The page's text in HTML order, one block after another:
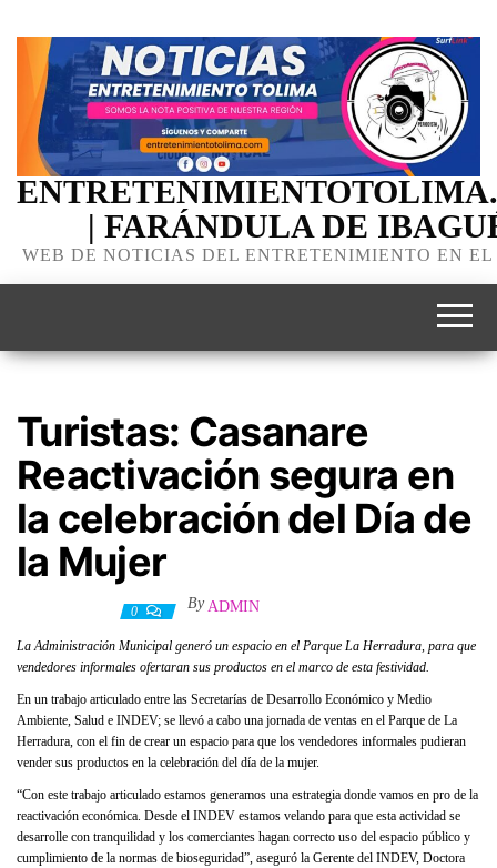
| FARÁNDULA DE
WEB DE NOTICIAS DEL ENTRETENIMIENTO EN
Turistas: Casanare
Reactivación segura en
la celebración del Día de
la Mujer
0 By ADMIN
La Administración Municipal generó un espacio en el Parque La Herradura, para que
vendedores informales ofertaran sus productos en el marco de esta festividad.
En un trabajo articulado entre las Secretarías de Desarrollo Económico y Medio
Ambiente, Salud e INDEV; se llevó a cabo una jornada de ventas en el Parque de La
Herradura, con el fin de crear un espacio para que los vendedores informales pudieran
vender sus productos en la celebración del día de la mujer.
“Con este trabajo articulado estamos generamos una estrategia donde vamos en pro de la
reactivación económica. Desde el INDEV estamos velando para que esta actividad se
desarrolle con tranquilidad y los comerciantes hagan correcto uso del espacio público y
cumplimiento de la normas de bioseguridad”, aseguró la Gerente del INDEV, Doctora